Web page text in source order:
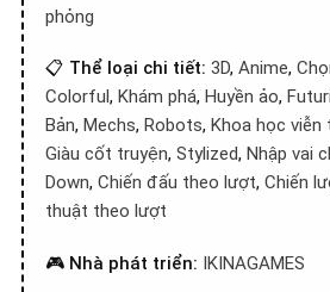
phỏng
📋 Thể loại chi tiết: 3D, Anime,
Colorful, Khám phá, Huyền ảo,
Bản, Mechs, Robots, Khoa học viễn
Giàu cốt truyện, Stylized, Nhập vai
Down, Chiến đấu theo lượt, Chiến
thuật theo lượt
🎮 Nhà phát triển: IKINAGAMES